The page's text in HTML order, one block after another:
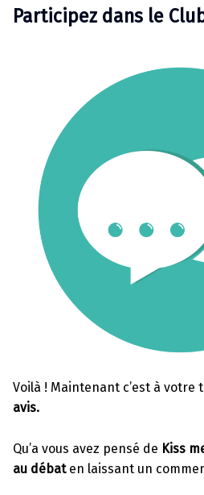
Participez dans le
Voilà ! Maintenant c’est à votre
avis.
Qu’a vous avez pensé de Kiss
au débat en laissant un